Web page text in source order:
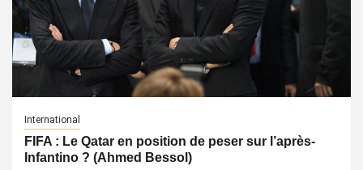
International
FIFA : Le Qatar en position de peser sur l’après-
Infantino ? (Ahmed Bessol)